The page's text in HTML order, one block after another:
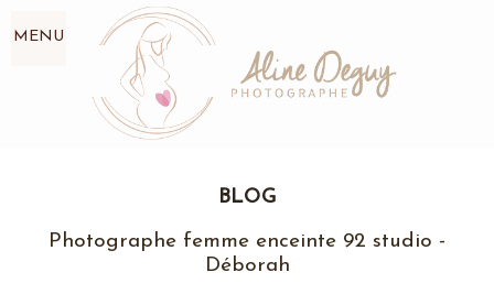
MENU
BLOG
Photographe femme enceinte 92 studio -
Déborah